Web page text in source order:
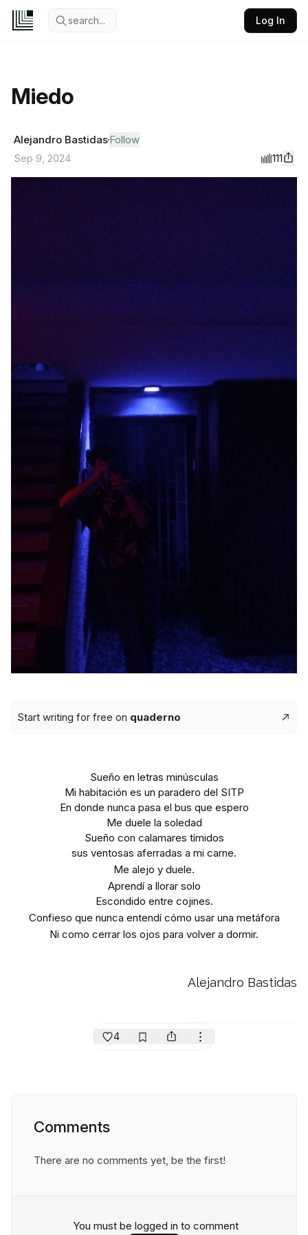
search... Log In
Miedo
Alejandro BastidasFollow
Sep 9, 2024
111
Start writing for free on quaderno
Sueño en letras minúsculas
Mi habitación es un paradero del SITP
En donde nunca pasa el bus que espero
Me duele la soledad
Sueño con calamares tímidos
sus ventosas aferradas a mi carne.
Me alejo y duele.
Aprendí a llorar solo
Escondido entre cojines.
Confieso que nunca entendí cómo usar una metáfora
Ni como cerrar los ojos para volver a dormir.
Alejandro Bastidas
4
Comments
There are no comments yet, be the first!
You must be logged in to comment